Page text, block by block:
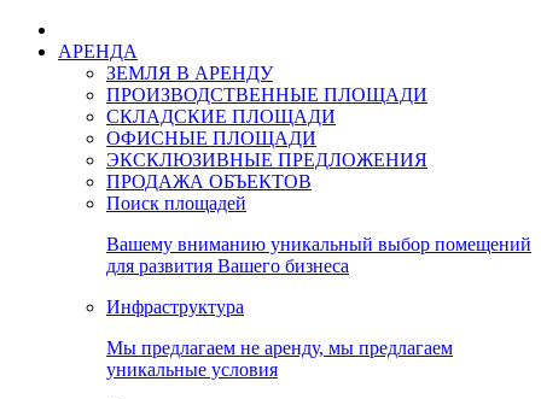
АРЕНДА
ЗЕМЛЯ В АРЕНДУ
ПРОИЗВОДСТВЕННЫЕ ПЛОЩАДИ
СКЛАДСКИЕ ПЛОЩАДИ
ОФИСНЫЕ ПЛОЩАДИ
ЭКСКЛЮЗИВНЫЕ ПРЕДЛОЖЕНИЯ
ПРОДАЖА ОБЪЕКТОВ
Поиск площадей
Вашему вниманию уникальный выбор помещений
для развития Вашего бизнеса
Инфраструктура
Мы предлагаем не аренду, мы предлагаем
уникальные условия